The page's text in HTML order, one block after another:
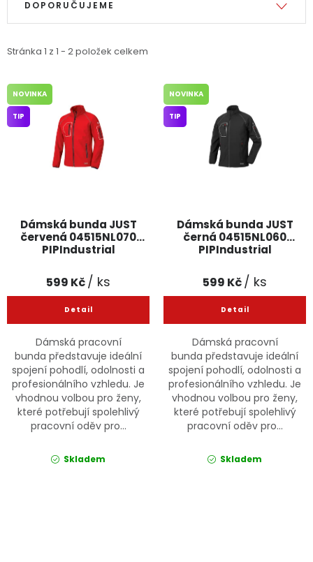
Dětská hřiště
Autodoplňky
Vánoce
Ochranné pomůcky
Fotovoltaika
Značky
Velkoobchodní spolupráce (B2B) Prodejna nářadí
Servis nářadí Hodnocení obchodu
Doprava a platba Váš zákaznický účet
Stránka 1 z 1 - 2položek celkem
DOPORUČUJEME
Dámská bunda JUST
červená 04515NL070
PIPIndustrial
NOVINKA
TIP
599 Kč/ ks
Dámská pracovní
bunda představuje ideální
spojení pohodlí, odolnosti a
profesionálního vzhledu. Je
vhodnou volbou pro ženy,
které potřebují spolehlivý
pracovní oděv pro...
Skladem
Dámská bunda JUST
černá 04515NL060
PIPIndustrial
NOVINKA
TIP
599 Kč/ ks
Dámská pracovní
bunda představuje ideální
spojení pohodlí, odolnosti a
profesionálního vzhledu. Je
vhodnou volbou pro ženy,
které potřebují spolehlivý
pracovní oděv pro...
Skladem